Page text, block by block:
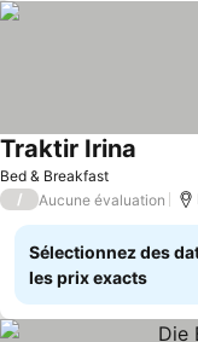
Bed & Breakfast
Traktir Irina
/ Aucune évaluation
Sélectionnez des
les prix exacts